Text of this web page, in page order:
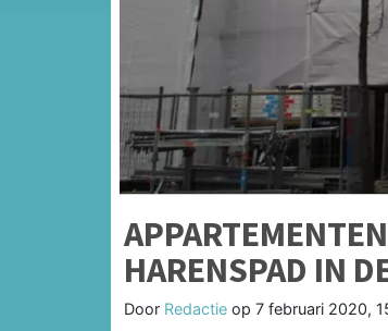
HARENSPAD IN
Door Redactie op 7 februari 2020,